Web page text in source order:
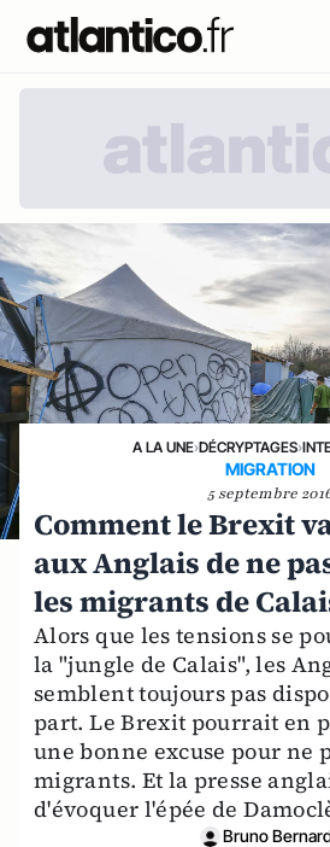
A LA UNE›DÉCRYPTAGES›
MIGRATION
5 septembre
Comment le Brexit
aux Anglais de ne
les migrants de
Alors que les tensions se
la "jungle de Calais", les
semblent toujours pas
part. Le Brexit pourrait en
une bonne excuse pour ne
migrants. Et la presse
d'évoquer l'épée de
Bruno